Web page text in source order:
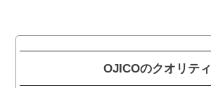
OJICOのクオリティ